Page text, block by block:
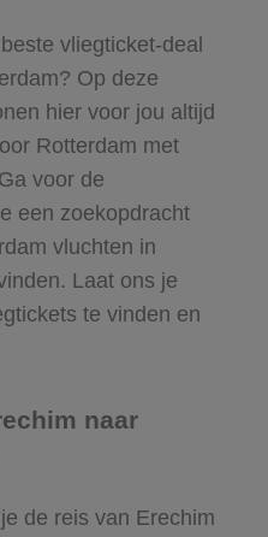
vliegticket-deal
Op deze
hier voor jou altijd
Rotterdam met
voor de
een zoekopdracht
vluchten in
Laat ons je
te vinden en
naar
de reis van Erechim